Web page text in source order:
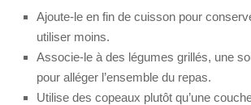
Ajoute-le en fin de cuisson pour
utiliser moins.
Associe-le à des légumes grillés, une
pour alléger l’ensemble du repas.
Utilise des copeaux plutôt qu’une